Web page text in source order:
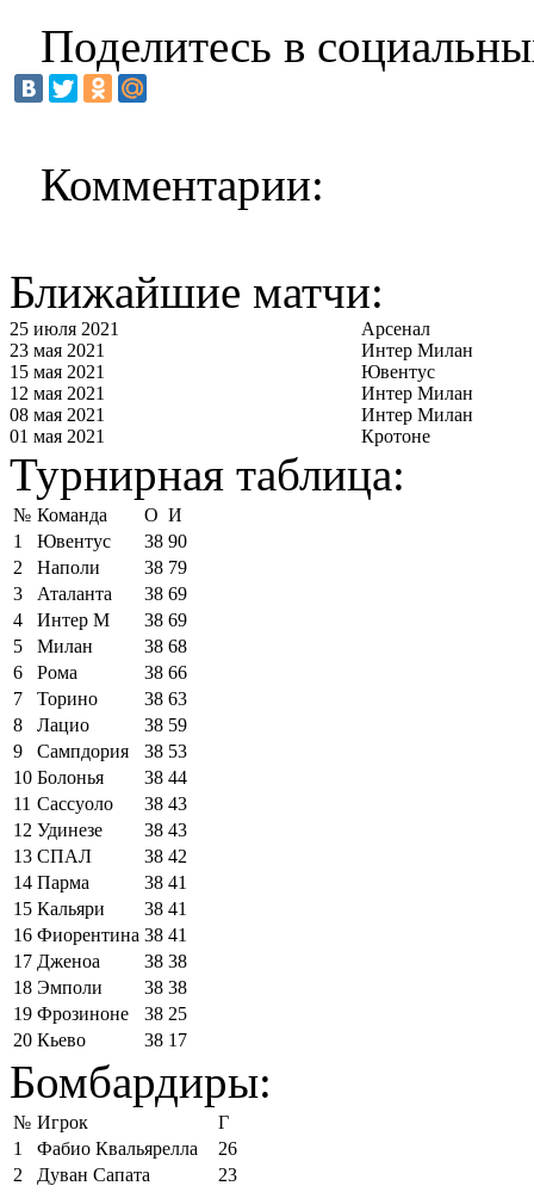
Поделитесь в
Комментарии:
Ближайшие матчи:
25 июля 2021
Арсенал
23 мая 2021
Интер Милан
15 мая 2021
Ювентус
12 мая 2021
Интер Милан
08 мая 2021
Интер Милан
01 мая 2021
Кротоне
Турнирная таблица:
№ Команда О И
1
Ювентус 38 90
2
Наполи 38 79
3
Аталанта 38 69
4
Интер М 38 69
5
Милан 38 68
6
Рома 38 66
7
Торино 38 63
8
Лацио 38 59
9
Сампдория 38 53
10 Болонья 38 44
11 Сассуоло 38 43
12 Удинезе 38 43
13 СПАЛ 38 42
14 Парма 38 41
15 Кальяри 38 41
16 Фиорентина 38 41
17 Дженоа 38 38
18 Эмполи 38 38
19 Фрозиноне 38 25
20 Кьево 38 17
Бомбардиры:
№ Игрок
Г
1
Фабио Квальярелла
26
2
Дуван Сапата
23